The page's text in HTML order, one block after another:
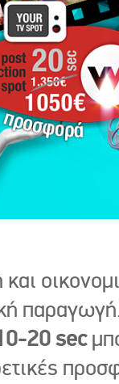
και
20 sec